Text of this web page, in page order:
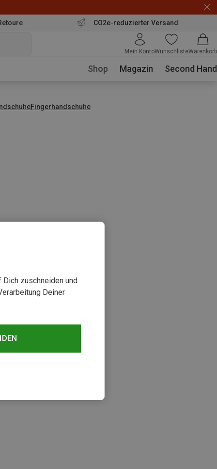
CO2e-reduzierter Versand
Mein KontoWunschlisteWarenkorb
Shop Magazin Second Hand
Fingerhandschuhe
zuschneiden und
Deiner